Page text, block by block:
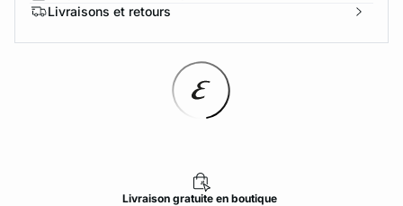
Livraisons et retours
Livraisongratuiteen boutique